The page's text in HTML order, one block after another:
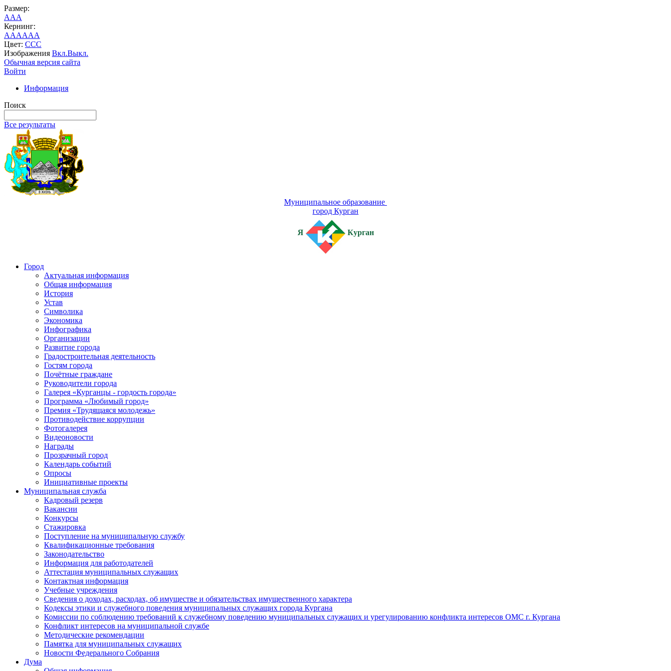
Размер:
AAA
Кернинг:
AAAAAA
Цвет: CCC
Изображения Вкл.Выкл.
Обычная версия сайта
Войти
Информация
Поиск
Все результаты
Муниципальное образование
город Курган
Я Курган
Город
Актуальная информация
Общая информация
История
Устав
Символика
Экономика
Инфографика
Организации
Развитие города
Градостроительная деятельность
Гостям города
Почётные граждане
Руководители города
Галерея «Курганцы - гордость города»
Программа «Любимый город»
Премия «Трудящаяся молодежь»
Противодействие коррупции
Фотогалерея
Видеоновости
Награды
Прозрачный город
Календарь событий
Опросы
Инициативные проекты
Муниципальная служба
Кадровый резерв
Вакансии
Конкурсы
Стажировка
Поступление на муниципальную службу
Квалификационные требования
Законодательство
Информация для работодателей
Аттестация муниципальных служащих
Контактная информация
Учебные учреждения
Сведения о доходах, расходах, об имуществе и обязательствах имущественного характера
Кодексы этики и служебного поведения муниципальных служащих города Кургана
Комиссии по соблюдению требований к служебному поведению муниципальных служащих и урегулированию конфликта интересов ОМС г. Кургана
Конфликт интересов на муниципальной службе
Методические рекомендации
Памятка для муниципальных служащих
Новости Федерального Cобрания
Дума